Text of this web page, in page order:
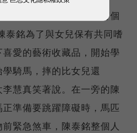
邊，陳少喬還是非常有個
泰銘為了與女兒保有共同嗜
愛的藝術收藏品，開始學
騎馬，摔的比女兒還
慧真笑著說。在一旁的陳
準備要跳躍障礙時，馬匹
緊急煞車，陳泰銘整個人